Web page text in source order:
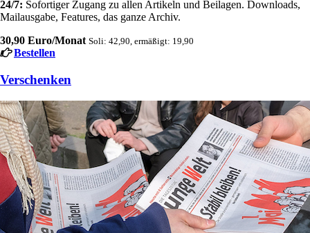
24/7: Sofortiger Zugang zu allen Artikeln und Beilagen. Downloads,
Mailausgabe, Features, das ganze Archiv.
30,90 Euro/Monat Soli: 42,90, ermäßigt: 19,90
Bestellen
Verschenken